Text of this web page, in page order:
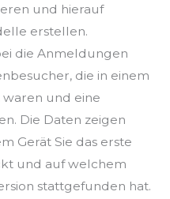
und hierauf
erstellen.
die Anmeldungen
die in einem
und eine
Die Daten zeigen
Gerät Sie das erste
und auf welchem
stattgefunden hat.